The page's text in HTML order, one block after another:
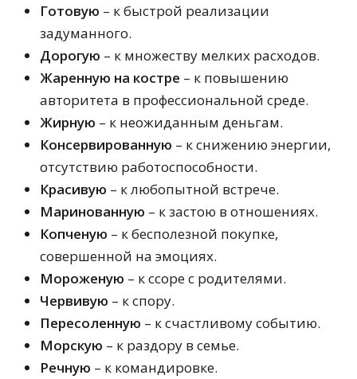
Готовую – к быстрой реализации
задуманного.
Дорогую – к множеству мелких расходов.
Жаренную на костре – к повышению
авторитета в профессиональной среде.
Жирную – к неожиданным деньгам.
Консервированную – к снижению энергии,
отсутствию работоспособности.
Красивую – к любопытной встрече.
Маринованную – к застою в отношениях.
Копченую – к бесполезной покупке,
совершенной на эмоциях.
Мороженую – к ссоре с родителями.
Червивую – к спору.
Пересоленную – к счастливому событию.
Морскую – к раздору в семье.
Речную – к командировке.